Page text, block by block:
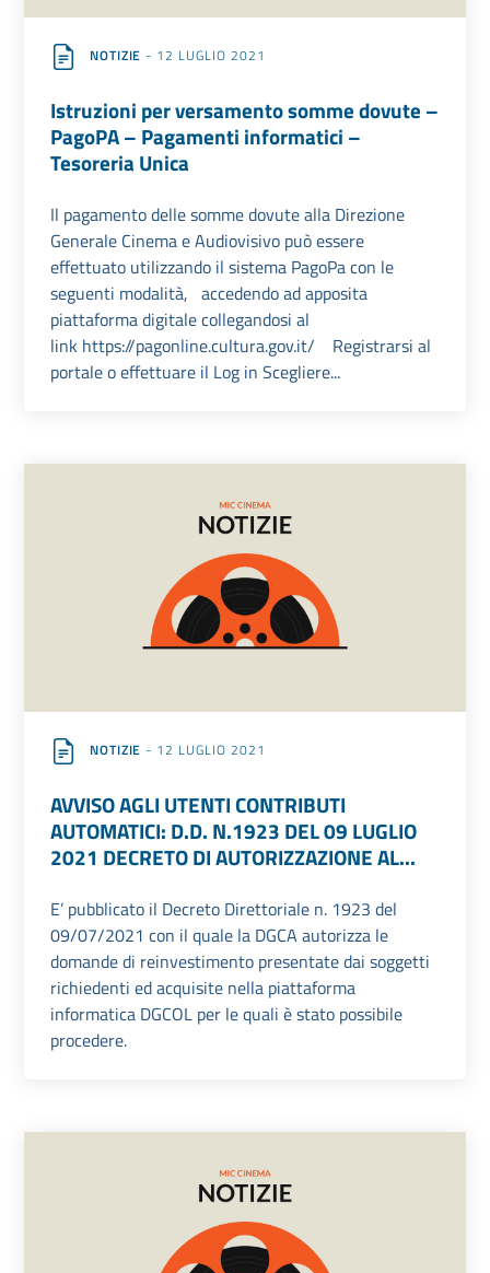
NOTIZIE - 12 LUGLIO 2021
Istruzioni per versamento somme dovute –
PagoPA – Pagamenti informatici –
Tesoreria Unica
Il pagamento delle somme dovute alla Direzione
Generale Cinema e Audiovisivo può essere
effettuato utilizzando il sistema PagoPa con le
seguenti modalità, accedendo ad apposita
piattaforma digitale collegandosi al
link https://pagonline.cultura.gov.it/ Registrarsi al
portale o effettuare il Log in Scegliere...
NOTIZIE - 12 LUGLIO 2021
AVVISO AGLI UTENTI CONTRIBUTI
AUTOMATICI: D.D. N.1923 DEL 09 LUGLIO
2021 DECRETO DI AUTORIZZAZIONE AL...
E’ pubblicato il Decreto Direttoriale n. 1923 del
09/07/2021 con il quale la DGCA autorizza le
domande di reinvestimento presentate dai soggetti
richiedenti ed acquisite nella piattaforma
informatica DGCOL per le quali è stato possibile
procedere.